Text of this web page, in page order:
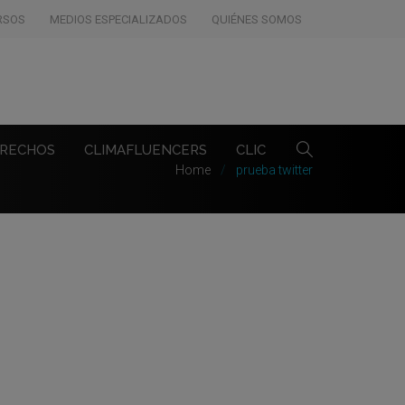
MEDIOS ESPECIALIZADOS QUIÉNES SOMOS
CLIMAFLUENCERS CLIC
Home prueba twitter